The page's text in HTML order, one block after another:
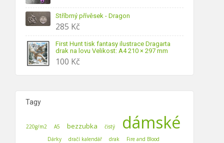
Stříbrný přívěsek - Dragon
285 Kč
First Hunt tisk fantasy ilustrace Dragarta
drak na lovu Velikost: A4 210 × 297 mm
100 Kč
Tagy
220g/m2 A5 bezzubka čistý dámské
Dárky dračí kalendář drak
Fire and Blood